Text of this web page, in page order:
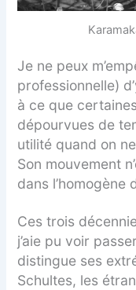
Je ne peux
professionnelle)
à ce que
dépourvues de
utilité quand on
Son mouvement
dans
Ces trois
j’aie pu voir
distingue ses
Schultes, les